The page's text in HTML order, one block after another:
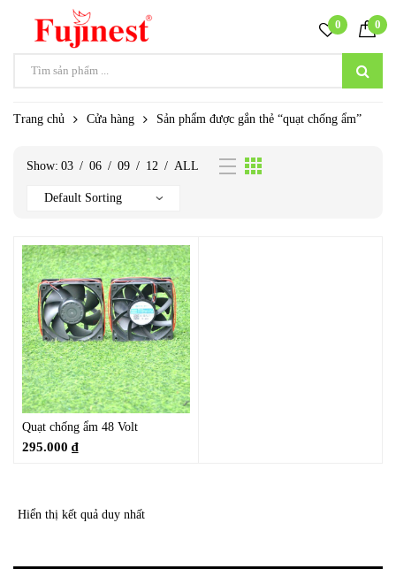
0 0
Trang chủ Cửa hàng Sản phẩm được gắn thẻ “quạt chống ẩm”
Show: 03 / 06 / 09 / 12 / ALL
Quạt chống ẩm 48 Volt
295.000 ₫
Hiển thị kết quả duy nhất